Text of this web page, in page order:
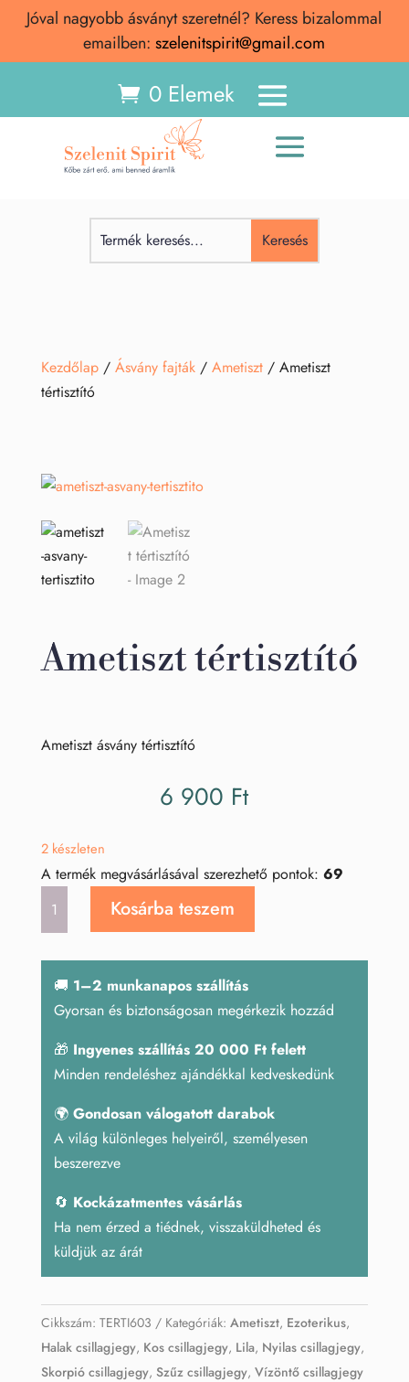
Jóval nagyobb ásványt szeretnél? Keress bizalommal
emailben: szelenitspirit@gmail.com
0 Elemek
Kezdőlap/ Ásvány fajták/ Ametiszt/ Ametiszt
tértisztító
Ametiszt tértisztító
Ametiszt ásvány tértisztító
6 900 Ft
2 készleten
A termék megvásárlásával szerezhető pontok: 69
Kosárba teszem
🚚 1–2 munkanapos szállítás
Gyorsan és biztonságosan megérkezik hozzád
🎁 Ingyenes szállítás 20 000 Ft felett
Minden rendeléshez ajándékkal kedveskedünk
🌍 Gondosan válogatott darabok
A világ különleges helyeiről, személyesen
beszerezve
🔄 Kockázatmentes vásárlás
Ha nem érzed a tiédnek, visszaküldheted és
küldjük az árát
Cikkszám: TERTI603 Kategóriák: Ametiszt, Ezoterikus,
Halak csillagjegy, Kos csillagjegy, Lila, Nyilas csillagjegy,
Skorpió csillagjegy, Szűz csillagjegy, Vízöntő csillagjegy